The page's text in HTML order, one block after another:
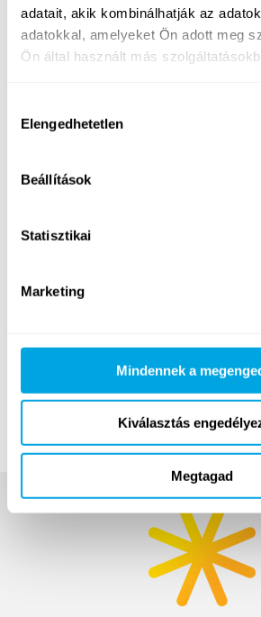
adatait, akik kombinálhatják az
adatokkal, amelyeket Ön adott meg
Ön által használt más
kiválasztása
Elengedhetetlen
Beállítások
Statisztikai
Marketing
Mindennek a
Kiválasztás
Megtagad
A videó az OpenCut
Közreműködtek: Halasi Barbara,
Dávid, Schmálik Marcell és a